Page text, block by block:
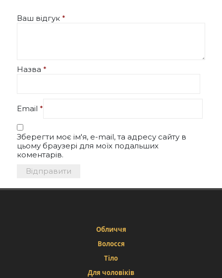
Ваш відгук *
Назва *
Email *
Зберегти моє ім'я, e-mail, та адресу сайту в
цьому браузері для моїх подальших
коментарів.
Обличчя
Волосся
Тіло
Для чоловіків